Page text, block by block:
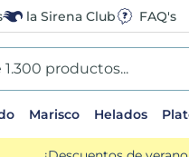
la Sirena Club FAQ's
productos...
Marisco Helados